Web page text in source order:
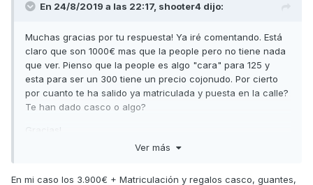
En 24/8/2019 a las 22:17, shooter4 dijo:
Muchas gracias por tu respuesta! Ya iré comentando. Está
claro que son 1000€ mas que la people pero no tiene nada
que ver. Pienso que la people es algo "cara" para 125 y
esta para ser un 300 tiene un precio cojonudo. Por cierto
por cuanto te ha salido ya matriculada y puesta en la calle?
Te han dado casco o algo?
Gracias!
Ver más
En mi caso los 3.900€ + Matriculación y regalos casco, guantes,